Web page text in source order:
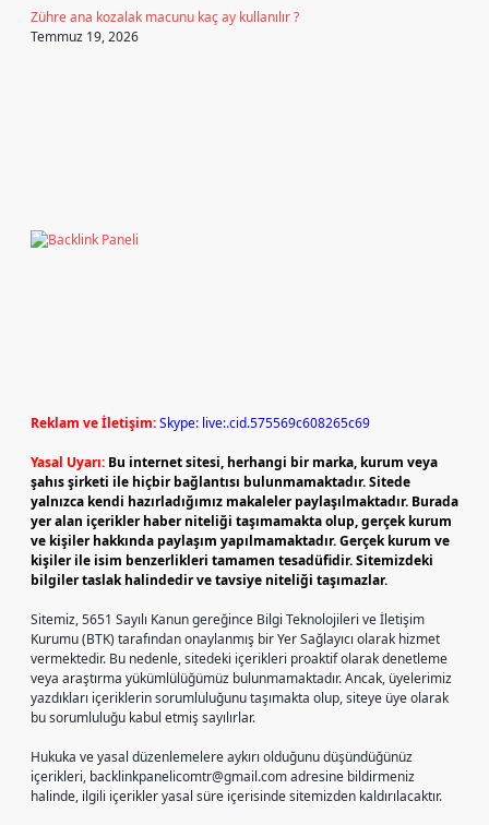
Zühre ana kozalak macunu kaç ay kullanılır ?
Temmuz 19, 2026
Reklam ve İletişim:Skype: live:.cid.575569c608265c69
Yasal Uyarı: Bu internet sitesi, herhangi bir marka, kurum veya
şahıs şirketi ile hiçbir bağlantısı bulunmamaktadır. Sitede
yalnızca kendi hazırladığımız makaleler paylaşılmaktadır. Burada
yer alan içerikler haber niteliği taşımamakta olup, gerçek kurum
ve kişiler hakkında paylaşım yapılmamaktadır. Gerçek kurum ve
kişiler ile isim benzerlikleri tamamen tesadüfidir. Sitemizdeki
bilgiler taslak halindedir ve tavsiye niteliği taşımazlar.
Sitemiz, 5651 Sayılı Kanun gereğince Bilgi Teknolojileri ve İletişim
Kurumu (BTK) tarafından onaylanmış bir Yer Sağlayıcı olarak hizmet
vermektedir. Bu nedenle, sitedeki içerikleri proaktif olarak denetleme
veya araştırma yükümlülüğümüz bulunmamaktadır. Ancak, üyelerimiz
yazdıkları içeriklerin sorumluluğunu taşımakta olup, siteye üye olarak
bu sorumluluğu kabul etmiş sayılırlar.
Hukuka ve yasal düzenlemelere aykırı olduğunu düşündüğünüz
içerikleri, backlinkpanelicomtr@gmail.comadresine bildirmeniz
halinde, ilgili içerikler yasal süre içerisinde sitemizden kaldırılacaktır.